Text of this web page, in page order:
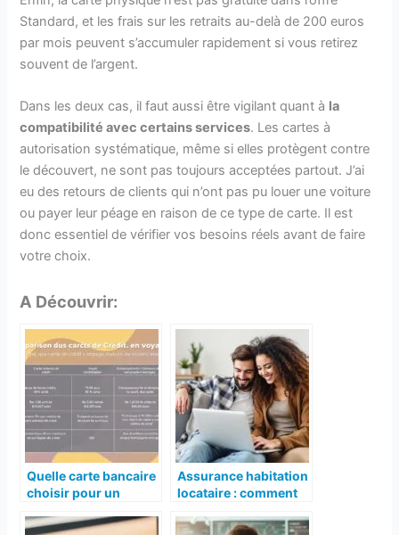
Standard, et les frais sur les retraits au-delà de 200 euros
par mois peuvent s’accumuler rapidement si vous retirez
souvent de l’argent.
Dans les deux cas, il faut aussi être vigilant quant à la
compatibilité avec certains services. Les cartes à
autorisation systématique, même si elles protègent contre
le découvert, ne sont pas toujours acceptées partout. J’ai
eu des retours de clients qui n’ont pas pu louer une voiture
ou payer leur péage en raison de ce type de carte. Il est
donc essentiel de vérifier vos besoins réels avant de faire
votre choix.
A Découvrir:
Quelle carte bancaire
choisir pour un
souvent à l’étranger ?
Assurance habitation
locataire : comment
euros par mois ?